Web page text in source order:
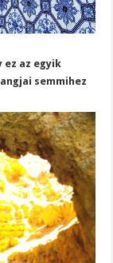
ez az egyik
semmihez